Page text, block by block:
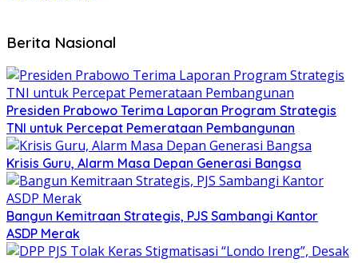
Berita Nasional
Presiden Prabowo Terima Laporan Program Strategis
TNI untuk Percepat Pemerataan Pembangunan
Krisis Guru, Alarm Masa Depan Generasi Bangsa
Bangun Kemitraan Strategis, PJS Sambangi Kantor
ASDP Merak